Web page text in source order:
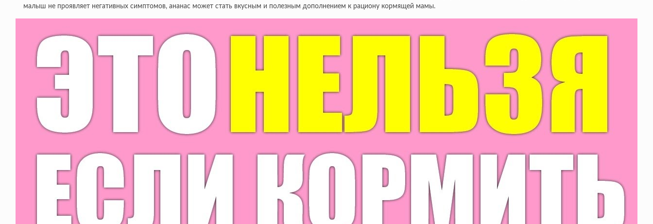
малыш не проявляет негативных симптомов, ананас может стать вкусным и полезным дополнением к рациону кормящей мамы.